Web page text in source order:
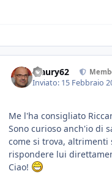
Maury62
Inviato: 15 Febbraio
Me l'ha consigliato
Sono curioso anch'io di
come si trova, altrimenti
rispondere lui
Ciao!